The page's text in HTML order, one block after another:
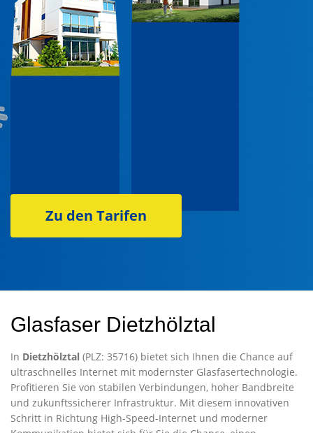
Zu den Tarifen
Glasfaser Dietzhölztal
In Dietzhölztal (PLZ: 35716) bietet sich Ihnen die Chance auf
ultraschnelles Internet mit modernster Glasfasertechnologie.
Profitieren Sie von stabilen Verbindungen, hoher Bandbreite
und zukunftssicherer Infrastruktur. Mit diesem innovativen
Schritt in Richtung High-Speed-Internet und moderner